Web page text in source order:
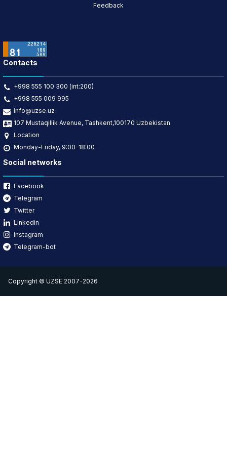
Feedback
Contacts
+998 555 100 300 (int:200)
+998 555 009 995
info@uzse.uz
107 Mustaqillik Avenue, Tashkent,100170 Uzbekistan
Location
Monday-Friday, 9:00-18:00
Social networks
Facebook
Telegram
Twitter
Linkedin
Instagram
Telegram-bot
Copyright © UZSE 2007-2026